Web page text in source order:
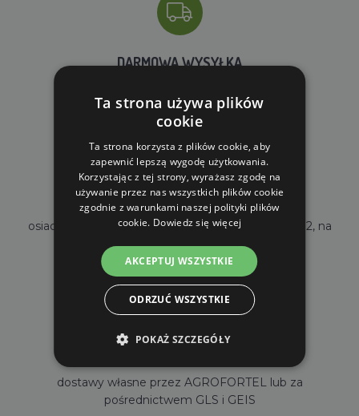
DARMOWA WYSYŁKA
WŁASNY MAGAZYN
osiadamy własny magazyn o powierzchni 2000m2, na
stanie mamy ponad 35000 sztuk towarów
dostawy własne przez AGROFORTEL lub za
pośrednictwem GLS i GEIS
Ta strona używa plików
cookie
Ta strona korzysta z plików cookie, aby
zapewnić lepszą wygodę użytkowania.
Korzystając z tej strony, wyrażasz zgodę na
używanie przez nas wszystkich plików cookie
zgodnie z warunkami naszej polityki plików
cookie. Dowiedz się więcej
AKCEPTUJ WSZYSTKIE
ODRZUĆ WSZYSTKIE
POKAŻ SZCZEGÓŁY